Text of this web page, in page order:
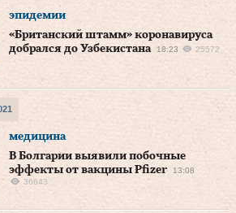
эпидемии
«Британский штамм» коронавируса
добрался до Узбекистана
18:23 25572
медицина
В Болгарии выявили побочные
эффекты от вакцины Pfizer
13:08
36643